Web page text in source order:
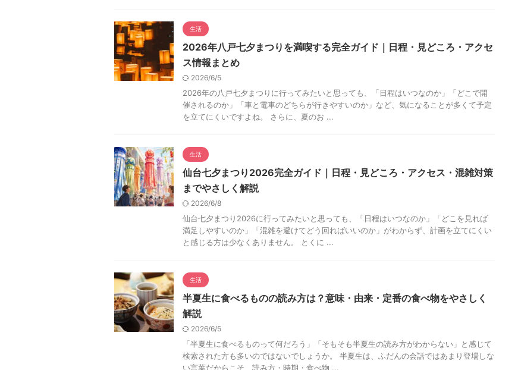
生活
2026年八戸七夕まつりを満喫する完全ガイド｜日程・見どころ・アクセ
ス情報まとめ
2026/6/5
2026年の八戸七夕まつりに行ってみたいと思っても、「日程はいつなのか」「どこで開
催されるのか」「車と電車のどちらが行きやすいのか」など、気になることが多くて予定
を立てにくいですよね。 さらに、夏のお ...
生活
仙台七夕まつり2026完全ガイド｜日程・見どころ・アクセス・混雑対策
までやさしく解説
2026/6/8
仙台七夕まつり2026に行ってみたいと思っても、「日程はいつなのか」「どこを見れば
満足しやすいのか」「混雑を避けてどう回ればいいのか」がわからず、計画を立てにくい
と感じる方は少なくありません。 とくに ...
生活
半夏生に食べるものの読み方は？意味・由来・定番の食べ物をやさしく
解説
2026/6/5
「半夏生に食べるものって何だろう」「そもそも半夏生の読み方がわからない」と感じて
検索された方も多いのではないでしょうか。 半夏生は、ふだんの会話ではあまり登場しな
い言葉だからこそ、読み方・時期・食べ物 ...